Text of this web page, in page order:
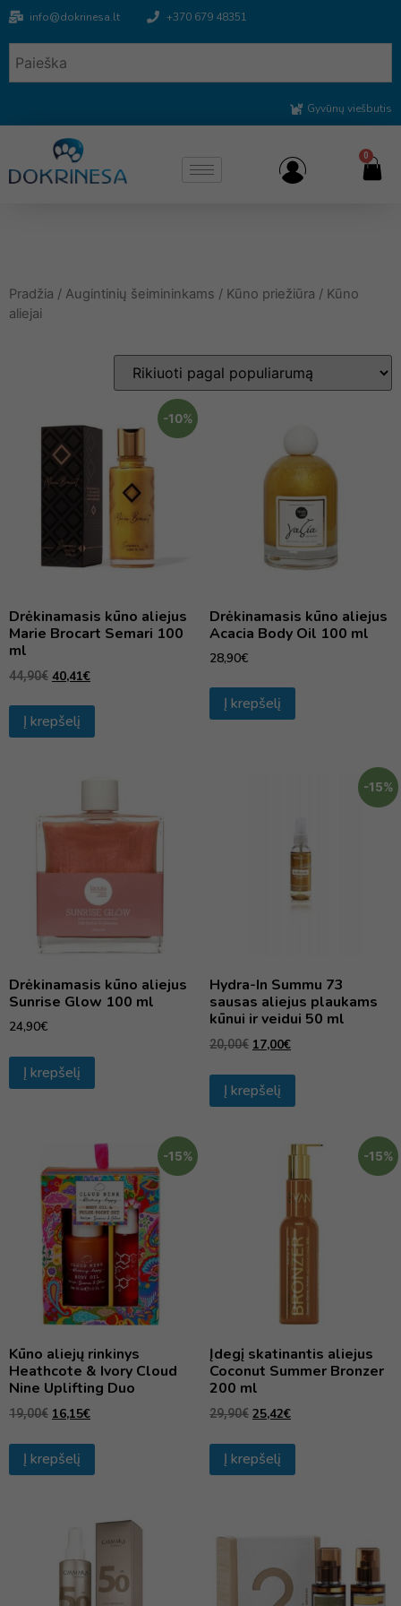
info@dokrinesa.lt +370 679 48351
Gyvūnų viešbutis
0
Pradžia / Augintinių šeimininkams / Kūno priežiūra / Kūno
aliejai
-10%
Drėkinamasis kūno aliejus
Marie Brocart Semari 100
ml
44,90€ 40,41€
Į krepšelį
Drėkinamasis kūno aliejus
Acacia Body Oil 100 ml
28,90€
Į krepšelį
Drėkinamasis kūno aliejus
Sunrise Glow 100 ml
24,90€
Į krepšelį
-15%
Hydra-In Summu 73
sausas aliejus plaukams
kūnui ir veidui 50 ml
20,00€ 17,00€
Į krepšelį
-15%
Kūno aliejų rinkinys
Heathcote & Ivory Cloud
Nine Uplifting Duo
19,00€ 16,15€
Į krepšelį
-15%
Įdegį skatinantis aliejus
Coconut Summer Bronzer
200 ml
29,90€ 25,42€
Į krepšelį